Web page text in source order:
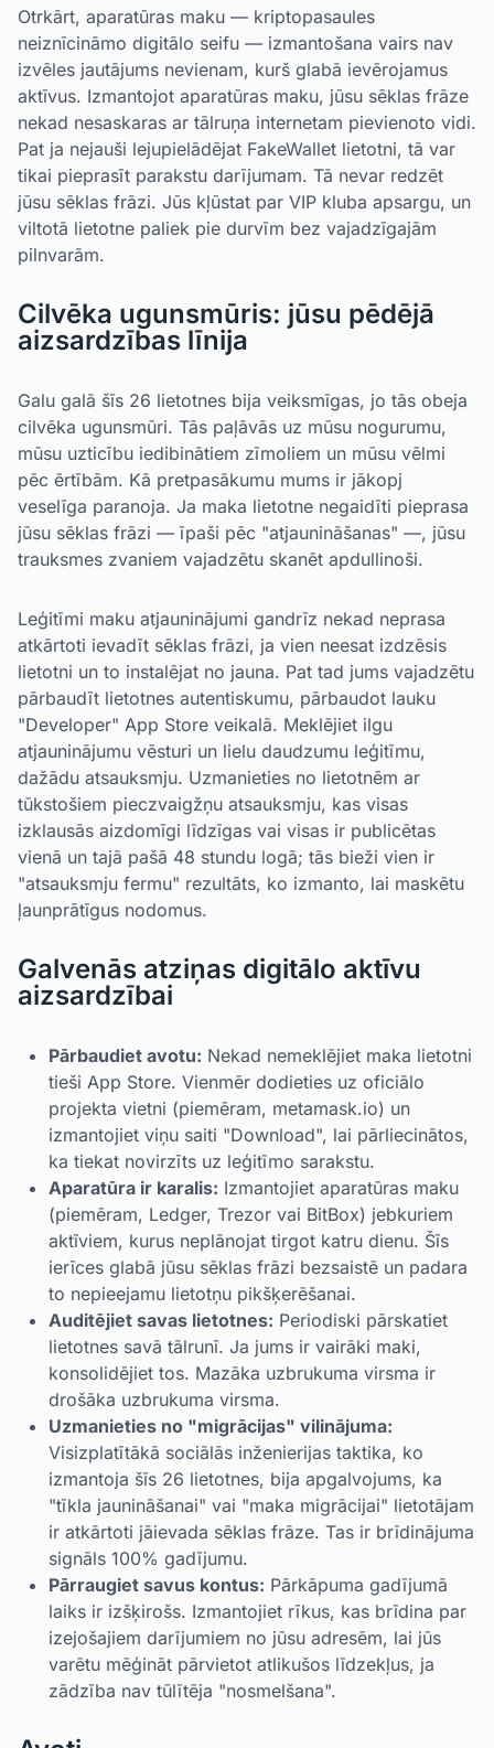
Otrkārt, aparatūras maku — kriptopasaules
neiznīcināmo digitālo seifu — izmantošana vairs nav
izvēles jautājums nevienam, kurš glabā ievērojamus
aktīvus. Izmantojot aparatūras maku, jūsu sēklas frāze
nekad nesaskaras ar tālruņa internetam pievienoto vidi.
Pat ja nejauši lejupielādējat FakeWallet lietotni, tā var
tikai pieprasīt parakstu darījumam. Tā nevar redzēt
jūsu sēklas frāzi. Jūs kļūstat par VIP kluba apsargu, un
viltotā lietotne paliek pie durvīm bez vajadzīgajām
pilnvarām.
Cilvēka ugunsmūris: jūsu pēdējā
aizsardzības līnija
Galu galā šīs 26 lietotnes bija veiksmīgas, jo tās obeja
cilvēka ugunsmūri. Tās paļāvās uz mūsu nogurumu,
mūsu uzticību iedibinātiem zīmoliem un mūsu vēlmi
pēc ērtībām. Kā pretpasākumu mums ir jākopj
veselīga paranoja. Ja maka lietotne negaidīti pieprasa
jūsu sēklas frāzi — īpaši pēc "atjaunināšanas" —, jūsu
trauksmes zvaniem vajadzētu skanēt apdullinoši.
Leģitīmi maku atjauninājumi gandrīz nekad neprasa
atkārtoti ievadīt sēklas frāzi, ja vien neesat izdzēsis
lietotni un to instalējat no jauna. Pat tad jums vajadzētu
pārbaudīt lietotnes autentiskumu, pārbaudot lauku
"Developer" App Store veikalā. Meklējiet ilgu
atjauninājumu vēsturi un lielu daudzumu leģitīmu,
dažādu atsauksmju. Uzmanieties no lietotnēm ar
tūkstošiem pieczvaigžņu atsauksmju, kas visas
izklausās aizdomīgi līdzīgas vai visas ir publicētas
vienā un tajā pašā 48 stundu logā; tās bieži vien ir
"atsauksmju fermu" rezultāts, ko izmanto, lai maskētu
ļaunprātīgus nodomus.
Galvenās atziņas digitālo aktīvu
aizsardzībai
Pārbaudiet avotu: Nekad nemeklējiet maka lietotni
tieši App Store. Vienmēr dodieties uz oficiālo
projekta vietni (piemēram, metamask.io) un
izmantojiet viņu saiti "Download", lai pārliecinātos,
ka tiekat novirzīts uz leģitīmo sarakstu.
Aparatūra ir karalis: Izmantojiet aparatūras maku
(piemēram, Ledger, Trezor vai BitBox) jebkuriem
aktīviem, kurus neplānojat tirgot katru dienu. Šīs
ierīces glabā jūsu sēklas frāzi bezsaistē un padara
to nepieejamu lietotņu pikšķerēšanai.
Auditējiet savas lietotnes: Periodiski pārskatiet
lietotnes savā tālrunī. Ja jums ir vairāki maki,
konsolidējiet tos. Mazāka uzbrukuma virsma ir
drošāka uzbrukuma virsma.
Uzmanieties no "migrācijas" vilinājuma:
Visizplatītākā sociālās inženierijas taktika, ko
izmantoja šīs 26 lietotnes, bija apgalvojums, ka
"tīkla jaunināšanai" vai "maka migrācijai" lietotājam
ir atkārtoti jāievada sēklas frāze. Tas ir brīdinājuma
signāls 100% gadījumu.
Pārraugiet savus kontus: Pārkāpuma gadījumā
laiks ir izšķirošs. Izmantojiet rīkus, kas brīdina par
izejošajiem darījumiem no jūsu adresēm, lai jūs
varētu mēģināt pārvietot atlikušos līdzekļus, ja
zādzība nav tūlītēja "nosmelšana".